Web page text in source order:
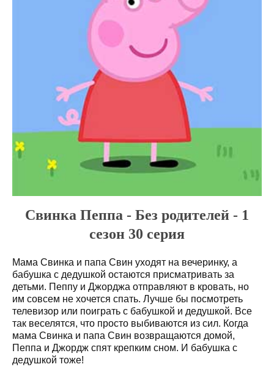
Свинка Пеппа - Без родителей - 1
сезон 30 серия
Мама Свинка и папа Свин уходят на вечеринку, а
бабушка с дедушкой остаются присматривать за
детьми. Пеппу и Джорджа отправляют в кровать, но
им совсем не хочется спать. Лучше бы посмотреть
телевизор или поиграть с бабушкой и дедушкой. Все
так веселятся, что просто выбиваются из сил. Когда
мама Свинка и папа Свин возвращаются домой,
Пеппа и Джордж спят крепким сном. И бабушка с
дедушкой тоже!